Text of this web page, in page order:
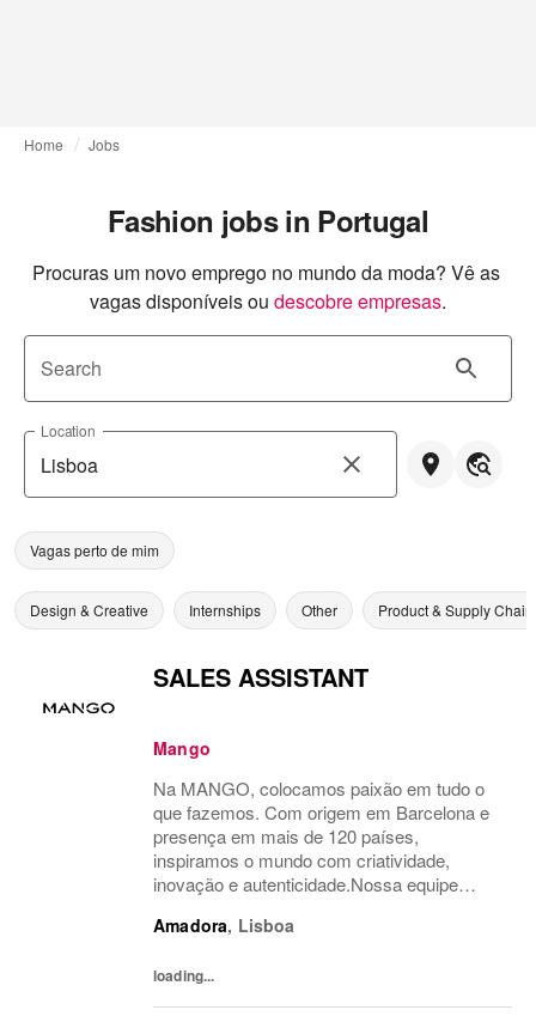
Home Jobs
Fashion jobs in Portugal
Procuras um novo emprego no mundo da moda? Vê as
vagas disponíveis ou descobre empresas.
Search
Location
Vagas perto de mim
Design & Creative Internships Other Product & Supply Chain
SALES ASSISTANT
Mango
Na MANGO, colocamos paixão em tudo o
que fazemos. Com origem em Barcelona e
presença em mais de 120 países,
inspiramos o mundo com criatividade,
inovação e autenticidade.Nossa equipe
Temos orgulho em levar a moda além,
Amadora, Lisboa
loading...